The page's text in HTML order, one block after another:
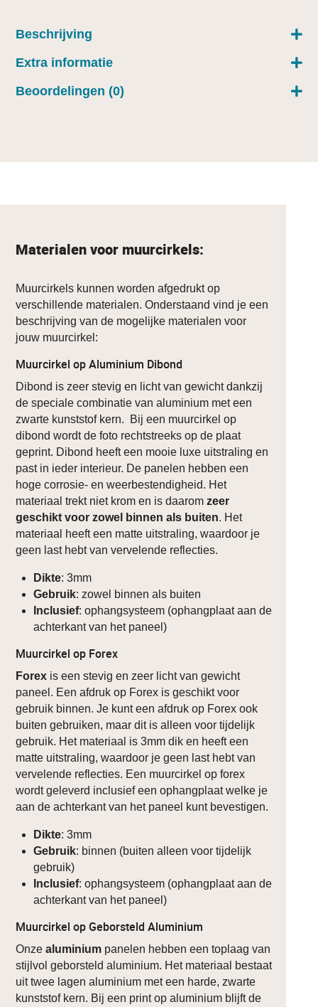
Beschrijving
Extra informatie
Beoordelingen (0)
Materialen voor muurcirkels:
Muurcirkels kunnen worden afgedrukt op
verschillende materialen. Onderstaand vind je een
beschrijving van de mogelijke materialen voor
jouw muurcirkel:
Muurcirkel op Aluminium Dibond
Dibond is zeer stevig en licht van gewicht dankzij
de speciale combinatie van aluminium met een
zwarte kunststof kern. Bij een muurcirkel op
dibond wordt de foto rechtstreeks op de plaat
geprint. Dibond heeft een mooie luxe uitstraling en
past in ieder interieur. De panelen hebben een
hoge corrosie- en weerbestendigheid. Het
materiaal trekt niet krom en is daarom zeer
geschikt voor zowel binnen als buiten. Het
materiaal heeft een matte uitstraling, waardoor je
geen last hebt van vervelende reflecties.
Dikte: 3mm
Gebruik: zowel binnen als buiten
Inclusief: ophangsysteem (ophangplaat aan de
achterkant van het paneel)
Muurcirkel op Forex
Forex is een stevig en zeer licht van gewicht
paneel. Een afdruk op Forex is geschikt voor
gebruik binnen. Je kunt een afdruk op Forex ook
buiten gebruiken, maar dit is alleen voor tijdelijk
gebruik. Het materiaal is 3mm dik en heeft een
matte uitstraling, waardoor je geen last hebt van
vervelende reflecties. Een muurcirkel op forex
wordt geleverd inclusief een ophangplaat welke je
aan de achterkant van het paneel kunt bevestigen.
Dikte: 3mm
Gebruik: binnen (buiten alleen voor tijdelijk
gebruik)
Inclusief: ophangsysteem (ophangplaat aan de
achterkant van het paneel)
Muurcirkel op Geborsteld Aluminium
Onzealuminium panelen hebben een toplaag van
stijlvol geborsteld aluminium. Het materiaal bestaat
uit twee lagen aluminium met een harde, zwarte
kunststof kern. Bij een print op aluminium blijft de